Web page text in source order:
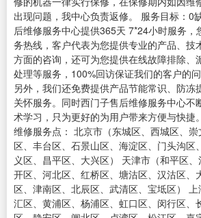
出现问题，我中心负责返修。 服务目标：0
后维修服务中心提供365天 7*24小时服务，
务热线，客户代表为您提供专业的产品、技
方面的咨询，还可为您提供在线故障排除、
处理等服务，100%回访保证我们的客户的
另外，我们还免费提供产品节能常识、防冻
关怀服务。同时西门子售后维修服务中心不
术学习，只为更好的为用户带来方便与快捷
维修服务点： 北京市（东城区、西城区、
区、丰台区、石景山区、海淀区、门头沟区
义区、昌平区、大兴区） 天津市（和平区
开区、河北区、红桥区、塘沽区、汉沽区、
区、津南区、北辰区、武清区、宝坻区）
汇区、黄浦区、杨浦区、虹口区、闵行区、